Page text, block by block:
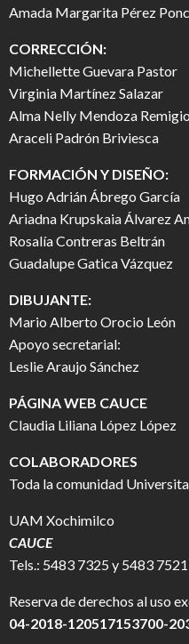
Amada Margarita Pérez
CORRECCIÓN:
Michellette Guevara Pastor
Virginia Martínez Salazar
Alma Nelly Mendoza Remigio
Araceli Padrón Briviesca
FORMACIÓN Y DISEÑO:
Hugo Adrián Ábrego García
Ariadna Krupskaia Álvarez
Rosalía Contreras Beltrán
Guadalupe Gatica Vázquez
DIBUJANTE:
Mario Alberto Orocio León
Apoyo secretarial:
Leslie Araujo Sánchez
PÁGINA WEB CAUCE
Claudia Liliana López López
COLABORADORES
Toda la comunidad
UAM Xochimilco
CAUCE
Tels.: 5483 7325 y 5483 7521
Reserva de derechos al uso
04-2018-120517153700-